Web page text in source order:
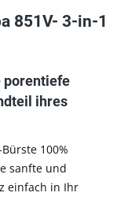
851V- 3-in-1
porentiefe
ihres
100%
sanfte und
einfach in Ihr